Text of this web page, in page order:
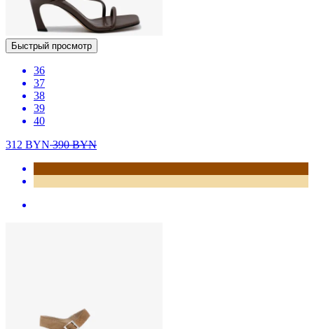
Быстрый просмотр
36
37
38
39
40
312 BYN390BYN